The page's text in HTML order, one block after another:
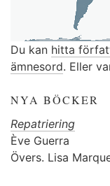
Du kan hitta
ämnesord. Eller
NYA BÖCKER
Repatriering
Ève Guerra
Övers. Lisa